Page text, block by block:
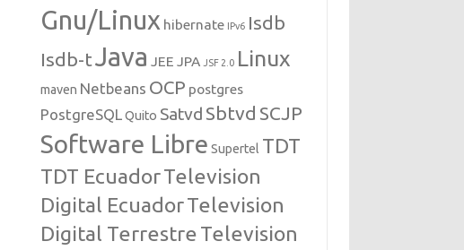
Gnu/Linux hibernate IPv6 Isdb
Isdb-tJava JEE JPA JSF 2.0 Linux
maven Netbeans OCP postgres
PostgreSQL Quito Satvd Sbtvd SCJP
Software Libre Supertel TDT
TDT EcuadorTelevision
Digital EcuadorTelevision
Digital TerrestreTelevision